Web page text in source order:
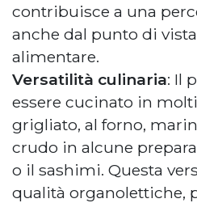
contribuisce a una
anche dal punto di
alimentare.
Versatilità culinaria: Il
essere cucinato in
grigliato, al forno,
crudo in alcune
o il sashimi. Questa
qualità organolettiche,